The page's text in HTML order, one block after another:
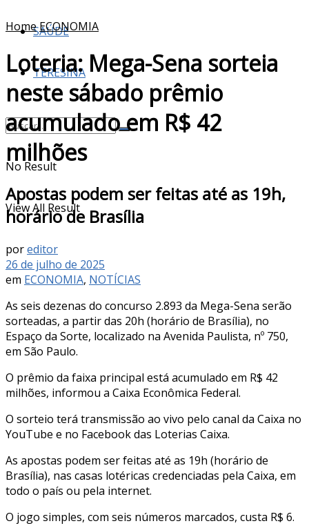
SAÚDE
TERESINA
No Result
View All Result
Home ECONOMIA
Loteria: Mega-Sena sorteia
neste sábado prêmio
acumulado em R$ 42
milhões
Apostas podem ser feitas até as 19h,
horário de Brasília
poreditor
26 de julho de 2025
em ECONOMIA, NOTÍCIAS
As seis dezenas do concurso 2.893 da Mega-Sena serão
sorteadas, a partir das 20h (horário de Brasília), no
Espaço da Sorte, localizado na Avenida Paulista, nº 750,
em São Paulo.
O prêmio da faixa principal está acumulado em R$ 42
milhões, informou a Caixa Econômica Federal.
O sorteio terá transmissão ao vivo pelo canal da Caixa no
YouTube e no Facebook das Loterias Caixa.
As apostas podem ser feitas até as 19h (horário de
Brasília), nas casas lotéricas credenciadas pela Caixa, em
todo o país ou pela internet.
O jogo simples, com seis números marcados, custa R$ 6.